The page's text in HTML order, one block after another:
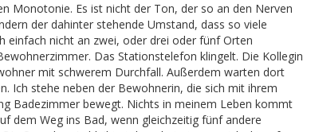
Monotonie. Es ist nicht der Ton, der so an den Nerven
der dahinter stehende Umstand, dass so viele
einfach nicht an zwei, oder drei oder fünf Orten
Das Stationstelefon klingelt. Die Kollegin
mit schwerem Durchfall. Außerdem warten dort
Ich stehe neben der Bewohnerin, die sich mit ihrem
Badezimmer bewegt. Nichts in meinem Leben kommt
dem Weg ins Bad, wenn gleichzeitig fünf andere